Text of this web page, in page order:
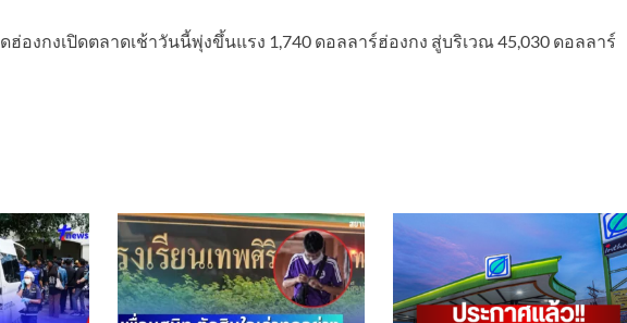
องกงเปิดตลาดเช้าวันนี้พุ่งขึ้นแรง 1,740 ดอลลาร์ฮ่องกง สู่บริเวณ 45,030 ดอลลาร์